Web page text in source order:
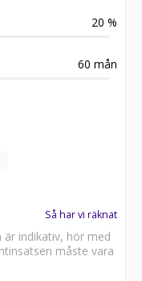
20 %
60 mån
Så har vi räknat
är indikativ, hör med
måste vara